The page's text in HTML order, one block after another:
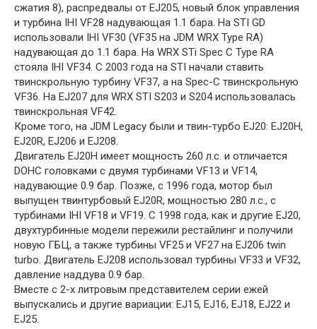
сжатия 8), распредвалы от EJ205, новый блок управления
и турбина IHI VF28 надувающая 1.1 бара. На STI GD
использовали IHI VF30 (VF35 на JDM WRX Type RA)
надувающая до 1.1 бара. На WRX STi Spec C Type RA
стояла IHI VF34. С 2003 года на STI начали ставить
твинскрольную турбину VF37, а на Spec-C твинскрольную
VF36. На EJ207 для WRX STI S203 и S204 использовалась
твинскрольная VF42.
Кроме того, на JDM Legacy были и твин-турбо EJ20: EJ20H,
EJ20R, EJ206 и EJ208.
Двигатель EJ20H имеет мощность 260 л.с. и отличается
DOHC головками с двумя турбинами VF13 и VF14,
надувающие 0.9 бар. Позже, с 1996 года, мотор был
выпущен твинтурбовый EJ20R, мощностью 280 л.с., с
турбинами IHI VF18 и VF19. С 1998 года, как и другие EJ20,
двухтурбинные модели пережили рестайлинг и получили
новую ГБЦ, а также турбины VF25 и VF27 на EJ206 twin
turbo. Двигатель EJ208 использовал турбины VF33 и VF32,
давление наддува 0.9 бар.
Вместе с 2-х литровым представителем серии ежей
выпускались и другие вариации: EJ15, EJ16, EJ18, EJ22 и
EJ25.